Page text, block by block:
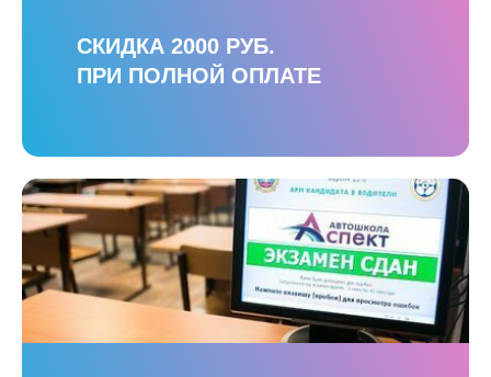
СКИДКА 2000 РУБ.
ПРИ ПОЛНОЙ ОПЛАТЕ